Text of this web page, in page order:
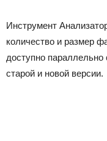
Инструмент
количество и размер
доступно параллельно
старой и новой версии.